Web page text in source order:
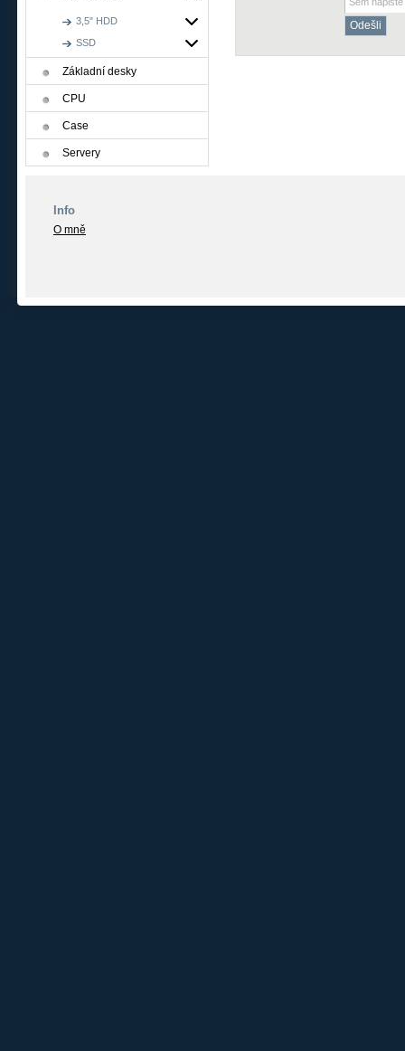
3,5" HDD
SSD
Základní desky
CPU
Case
Servery
Info
O mně